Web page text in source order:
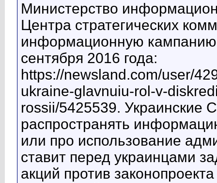
Министерство
Центра стратегических
информационную
сентября 2016 года:
https://newsland.com/user/
ukraine-glavnuiu-rol-v-
rossii/5425539. Украинские
распространять
или про использование
ставит перед украинцами
акций против